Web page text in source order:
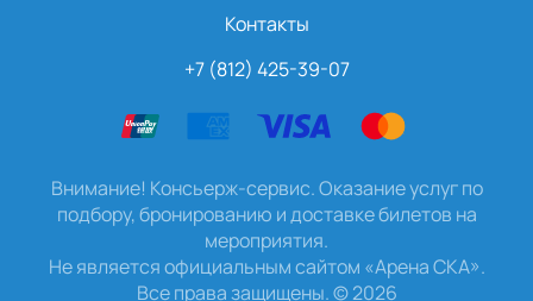
Контакты
+7 (812) 425-39-07
Внимание! Консьерж-сервис. Оказание услуг по
подбору, бронированию и доставке билетов на
мероприятия.
Не является официальным сайтом «Арена СКА».
Все права защищены.©2026